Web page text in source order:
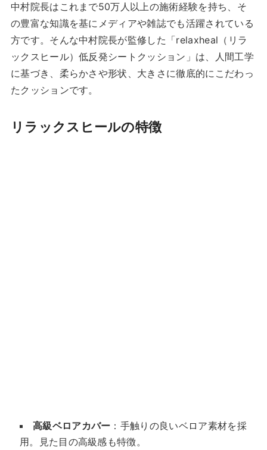
中村院長はこれまで50万人以上の施術経験を持ち、そ
の豊富な知識を基にメディアや雑誌でも活躍されている
方です。そんな中村院長が監修した「relaxheal（リラ
ックスヒール）低反発シートクッション」は、人間工学
に基づき、柔らかさや形状、大きさに徹底的にこだわっ
たクッションです。
リラックスヒールの特徴
高級ベロアカバー ：手触りの良いベロア素材を採
用。見た目の高級感も特徴。